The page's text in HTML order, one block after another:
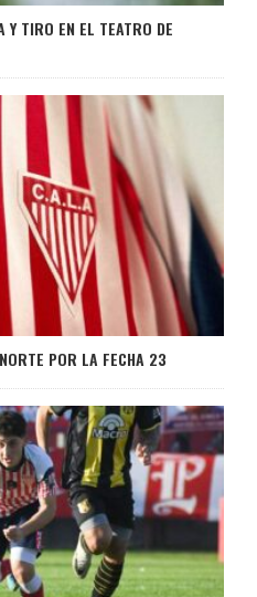
Y TIRO EN EL TEATRO DE
POR LA FECHA 23